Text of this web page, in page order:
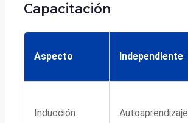
Capacitación
Aspecto Independiente
Inducción Autoaprendizaje